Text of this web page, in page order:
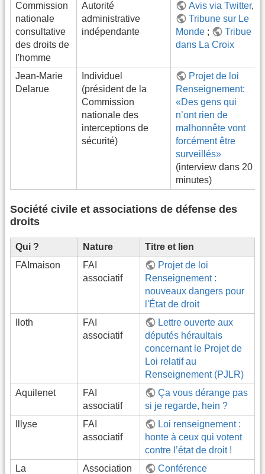
Commission
nationale
consultative
des droits de
l'homme
Autorité
administrative
indépendante
Avis via Twitter,
Tribune sur Le
Monde ;
Tribue
dans La Croix
Jean-Marie
Delarue
Individuel
(président de la
Commission
nationale des
interceptions de
sécurité)
Projet de loi
Renseignement:
«Des gens qui
n’ont rien de
malhonnête vont
forcément être
surveillés»
(interview dans 20
minutes)
Société civile et associations de défense des
droits
Qui ? Nature
Titre et lien
FAImaison
FAI
associatif
Projet de loi
Renseignement :
nouveaux dangers pour
l'État de droit
Iloth
FAI
associatif
Lettre ouverte aux
députés héraultais
concernant le Projet de
Loi relatif au
Renseignement (PJLR)
Aquilenet
FAI
associatif
Ça vous dérange pas
si je regarde, hein ?
Illyse
FAI
associatif
Loi renseignement :
honte à ceux qui votent
contre l’état de droit !
La
Association
Conférence